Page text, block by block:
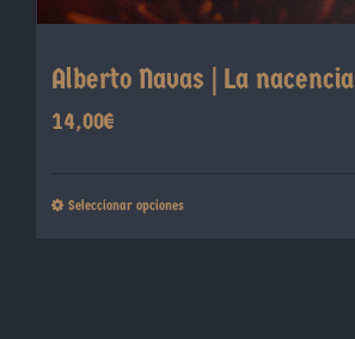
producto
Alberto Navas | La nacencia
14,00€
Seleccionar opcionesEste